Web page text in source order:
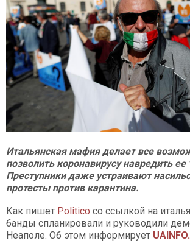
Итальянская мафия делает все
позволить коронавирусу навредить ее
Преступники даже устраивают
протесты против карантина.
Как пишет Politico со ссылкой на
банды спланировали и руководили
Неаполе. Об этом информирует